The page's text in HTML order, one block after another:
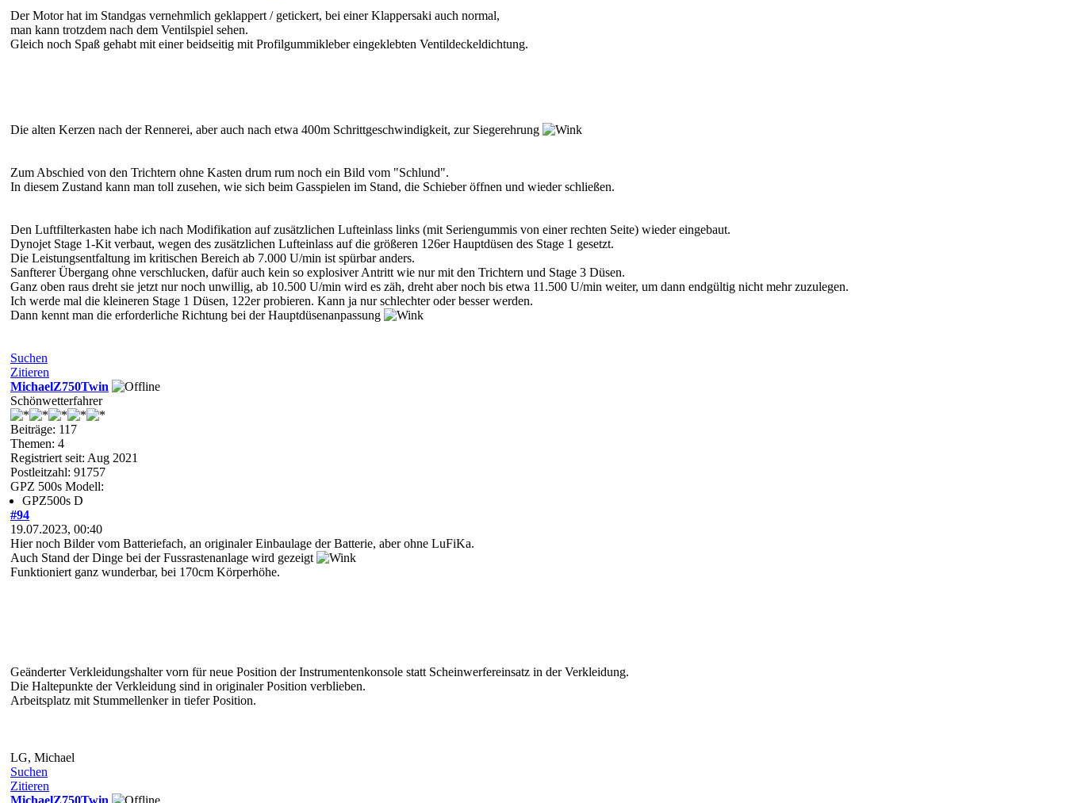
Der Motor hat im Standgas vernehmlich geklappert / getickert, bei einer Klappersaki auch normal,
man kann trotzdem nach dem Ventilspiel sehen.
Gleich noch Spaß gehabt mit einer beidseitig mit Profilgummikleber eingeklebten Ventildeckeldichtung.
Die alten Kerzen nach der Rennerei, aber auch nach etwa 400m Schrittgeschwindigkeit, zur Siegerehrung
Zum Abschied von den Trichtern ohne Kasten drum rum noch ein Bild vom "Schlund".
In diesem Zustand kann man toll zusehen, wie sich beim Gasspielen im Stand, die Schieber öffnen und wieder schließen.
Den Luftfilterkasten habe ich nach Modifikation auf zusätzlichen Lufteinlass links (mit Seriengummis von einer rechten Seite) wieder eingebaut.
Dynojet Stage 1-Kit verbaut, wegen des zusätzlichen Lufteinlass auf die größeren 126er Hauptdüsen des Stage 1 gesetzt.
Die Leistungsentfaltung im kritischen Bereich ab 7.000 U/min ist spürbar anders.
Sanfterer Übergang ohne verschlucken, dafür auch kein so explosiver Antritt wie nur mit den Trichtern und Stage 3 Düsen.
Ganz oben raus dreht sie jetzt nur noch unwillig, ab 10.500 U/min wird es zäh, dreht aber noch bis etwa 11.500 U/min weiter, um dann endgültig nicht mehr zuzulegen.
Ich werde mal die kleineren Stage 1 Düsen, 122er probieren. Kann ja nur schlechter oder besser werden.
Dann kennt man die erforderliche Richtung bei der Hauptdüsenanpassung
Suchen
Zitieren
MichaelZ750Twin
Schönwetterfahrer
Beiträge: 117
Themen: 4
Registriert seit: Aug 2021
Postleitzahl: 91757
GPZ 500s Modell:
GPZ500s D
#94
19.07.2023, 00:40
Hier noch Bilder vom Batteriefach, an originaler Einbaulage der Batterie, aber ohne LuFiKa.
Auch Stand der Dinge bei der Fussrastenanlage wird gezeigt
Funktioniert ganz wunderbar, bei 170cm Körperhöhe.
Geänderter Verkleidungshalter vorn für neue Position der Instrumentenkonsole statt Scheinwerfereinsatz in der Verkleidung.
Die Haltepunkte der Verkleidung sind in originaler Position verblieben.
Arbeitsplatz mit Stummellenker in tiefer Position.
LG, Michael
Suchen
Zitieren
MichaelZ750Twin